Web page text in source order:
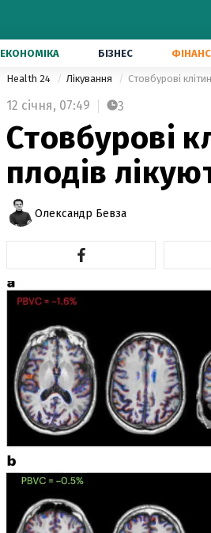
ЕКОНОМІКА БІЗНЕС
Health 24 Лікування Стовбурові
12 січня, 07:49 3
Стовбурові
плодів
Олександр Бевза